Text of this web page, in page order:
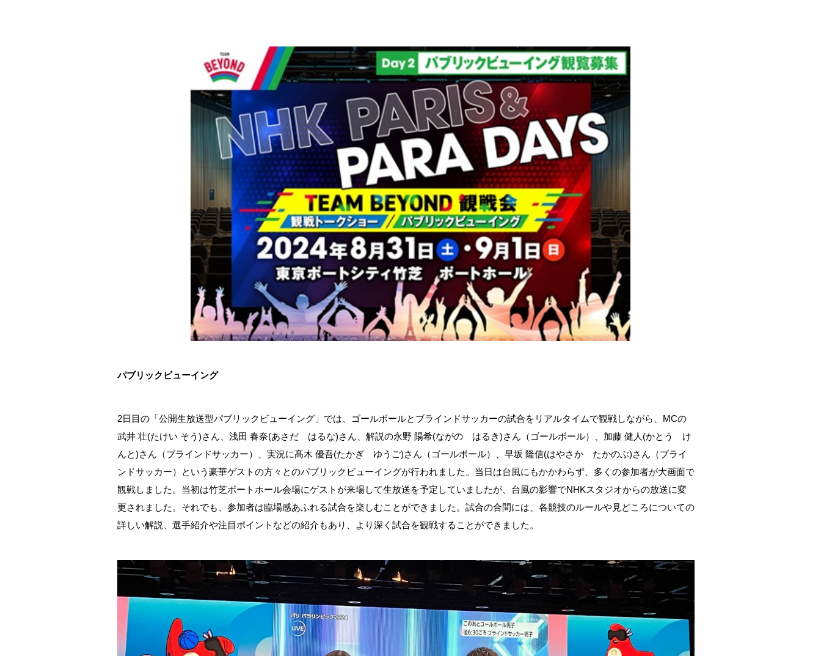
パブリックビューイング
2日目の「公開生放送型パブリックビューイング」では、ゴールボールとブラインドサッカーの試合をリアルタイムで観戦しながら、MCの
武井 壮(たけい そう)さん、浅田 春奈(あさだ はるな)さん、解説の永野 陽希(ながの はるき)さん（ゴールボール）、加藤 健人(かとう け
んと)さん（ブラインドサッカー）、実況に髙木 優吾(たかぎ ゆうご)さん（ゴールボール）、早坂 隆信(はやさか たかのぶ)さん（ブライ
ンドサッカー）という豪華ゲストの方々とのパブリックビューイングが行われました。当日は台風にもかかわらず、多くの参加者が大画面で
観戦しました。当初は竹芝ポートホール会場にゲストが来場して生放送を予定していましたが、台風の影響でNHKスタジオからの放送に変
更されました。それでも、参加者は臨場感あふれる試合を楽しむことができました。試合の合間には、各競技のルールや見どころについての
詳しい解説、選手紹介や注目ポイントなどの紹介もあり、より深く試合を観戦することができました。